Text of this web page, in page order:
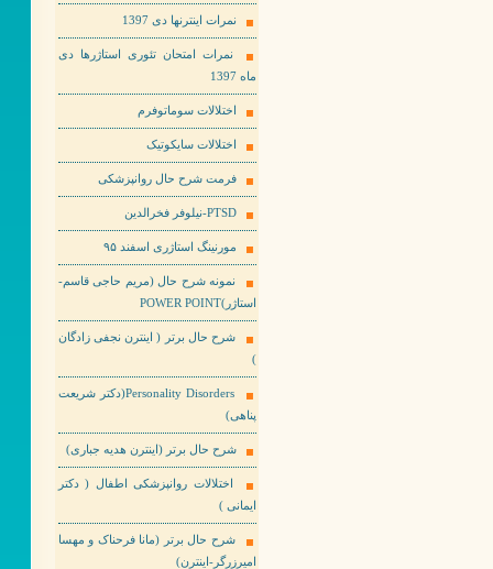
نمرات اینترنها دی 1397
نمرات امتحان تئوری استاژرها دی
ماه 1397
اختلالات سوماتوفرم
اختلالات سایکوتیک
فرمت شرح حال روانپزشکی
PTSD-نیلوفر فخرالدین
مورنینگ استاژری اسفند ۹۵
نمونه شرح حال (مریم حاجی قاسم-
استاژر)POWER POINT
شرح حال برتر ( اینترن نجفی زادگان
)
Personality Disorders(دکتر شریعت
پناهی)
شرح حال برتر (اینترن هدیه جباری)
اختلالات روانپزشکی اطفال ( دکتر
ایمانی )
شرح حال برتر (مانا فرحناک و مهسا
امیرزرگر-اینترن)